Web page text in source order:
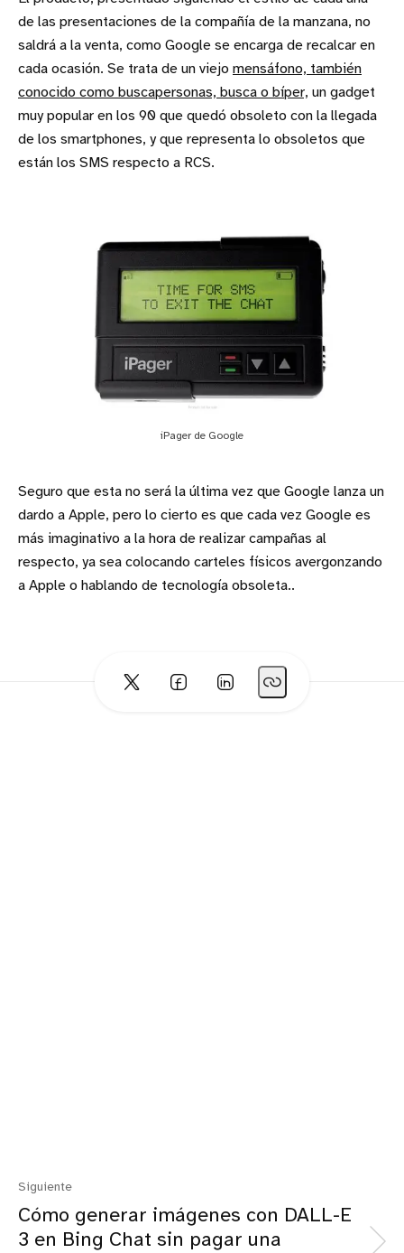
de las presentaciones de la compañía de la manzana, no
saldrá a la venta, como Google se encarga de recalcar en
cada ocasión. Se trata de un viejo mensáfono, también
conocido como buscapersonas, busca o bíper, un gadget
muy popular en los 90 que quedó obsoleto con la llegada
de los smartphones, y que representa lo obsoletos que
están los SMS respecto a RCS.
iPager de Google
Seguro que esta no será la última vez que Google lanza un
dardo a Apple, pero lo cierto es que cada vez Google es
más imaginativo a la hora de realizar campañas al
respecto, ya sea colocando carteles físicos avergonzando
a Apple o hablando de tecnología obsoleta..
Siguiente
Cómo generar imágenes con DALL-E
3 en Bing Chat sin pagar una